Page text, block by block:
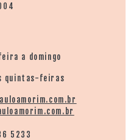
a domingo
quintas-feiras
5233